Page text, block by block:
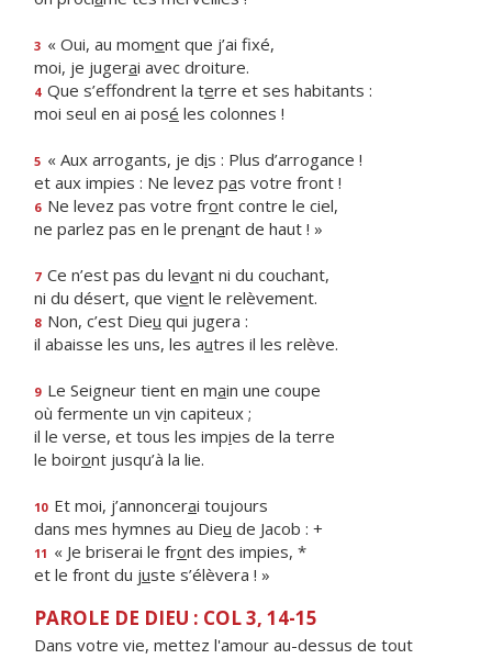
3 « Oui, au moment que j’ai fixé,
moi, je jugerai avec droiture.
4 Que s’effondrent la terre et ses habitants :
moi seul en ai posé les colonnes !
5 « Aux arrogants, je dis : Plus d’arrogance !
et aux impies : Ne levez pas votre front !
6 Ne levez pas votre front contre le ciel,
ne parlez pas en le prenant de haut ! »
7 Ce n’est pas du levant ni du couchant,
ni du désert, que vient le relèvement.
8 Non, c’est Dieu qui jugera :
il abaisse les uns, les autres il les relève.
9 Le Seigneur tient en main une coupe
où fermente un vin capiteux ;
il le verse, et tous les impies de la terre
le boiront jusqu’à la lie.
10 Et moi, j’annoncerai toujours
dans mes hymnes au Dieu de Jacob : +
11 « Je briserai le front des impies, *
et le front du juste s’élèvera ! »
PAROLE DE DIEU : COL 3, 14-15
Dans votre vie, mettez l'amour au-dessus de tout